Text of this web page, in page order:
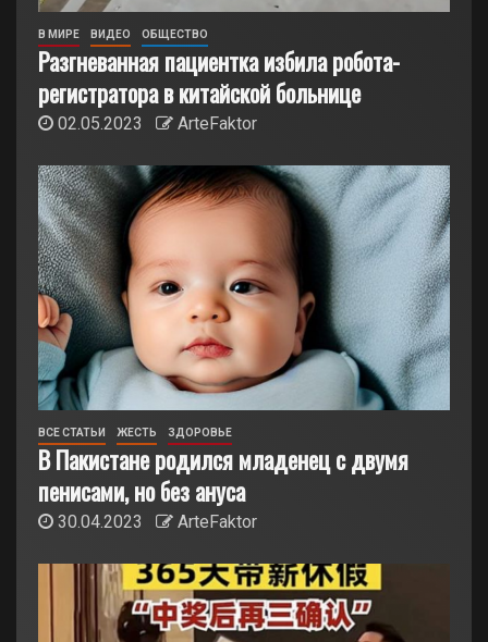
В МИРЕ ВИДЕО ОБЩЕСТВО
Разгневанная пациентка избила робота-
регистратора в китайской больнице
02.05.2023 ArteFaktor
ВСЕ СТАТЬИ ЖЕСТЬ ЗДОРОВЬЕ
В Пакистане родился младенец с двумя
пенисами, но без ануса
30.04.2023 ArteFaktor